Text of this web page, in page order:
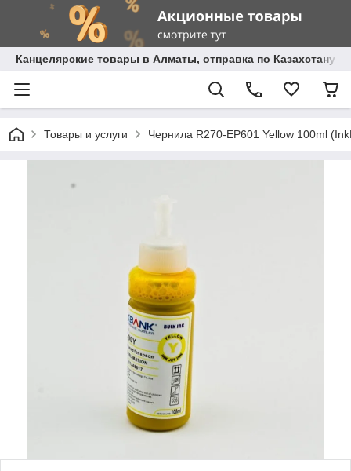
Канцелярские товары в Алматы, отправка по Казахстану.
Товары и услуги Чернила R270-EP601 Yellow 100ml